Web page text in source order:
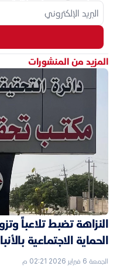
المزيد من المنشورات
الحماية الاجتماعية
الجمعة 6 فبراير 2026 02:21 م